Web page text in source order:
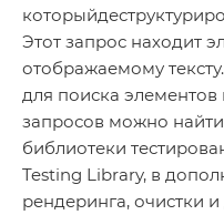
Этот запрос находит
отображаемому
для поиска
запросов можно найти
библиотеки
Testing Library, в
рендеринга, очистки